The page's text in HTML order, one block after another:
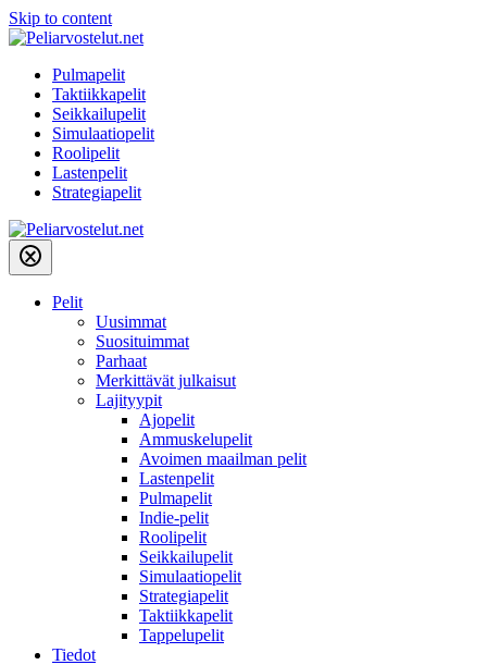
Skip to content
Pulmapelit
Taktiikkapelit
Seikkailupelit
Simulaatiopelit
Roolipelit
Lastenpelit
Strategiapelit
Pelit
Uusimmat
Suosituimmat
Parhaat
Merkittävät julkaisut
Lajityypit
Ajopelit
Ammuskelupelit
Avoimen maailman pelit
Lastenpelit
Pulmapelit
Indie-pelit
Roolipelit
Seikkailupelit
Simulaatiopelit
Strategiapelit
Taktiikkapelit
Tappelupelit
Tiedot